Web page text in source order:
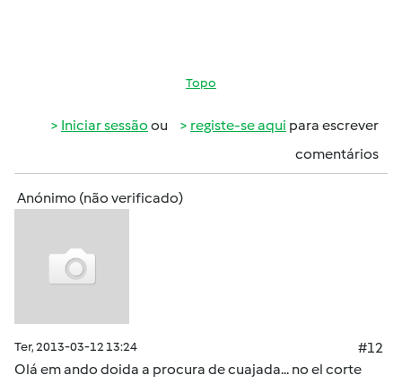
Topo
Iniciar sessão ou registe-se aqui para escrever
comentários
Anónimo (não verificado)
Ter, 2013-03-12 13:24
#12
Olá em ando doida a procura de cuajada... no el corte